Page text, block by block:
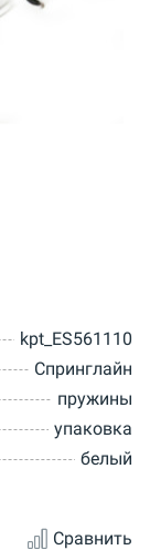
kpt_ES561110
Спринглайн
пружины
упаковка
белый
Сравнить